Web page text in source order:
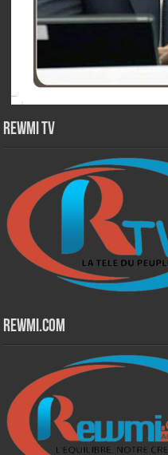
Rewmi TV
Rewmi.Com